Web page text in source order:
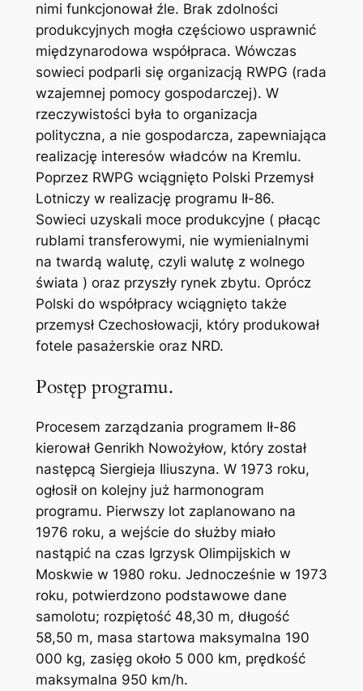
nimi funkcjonował źle. Brak zdolności
produkcyjnych mogła częściowo usprawnić
międzynarodowa współpraca. Wówczas
sowieci podparli się organizacją RWPG (rada
wzajemnej pomocy gospodarczej). W
rzeczywistości była to organizacja
polityczna, a nie gospodarcza, zapewniająca
realizację interesów władców na Kremlu.
Poprzez RWPG wciągnięto Polski Przemysł
Lotniczy w realizację programu Ił-86.
Sowieci uzyskali moce produkcyjne ( płacąc
rublami transferowymi, nie wymienialnymi
na twardą walutę, czyli walutę z wolnego
świata ) oraz przyszły rynek zbytu. Oprócz
Polski do współpracy wciągnięto także
przemysł Czechosłowacji, który produkował
fotele pasażerskie oraz NRD.
Postęp programu.
Procesem zarządzania programem Ił-86
kierował Genrikh Nowożyłow, który został
następcą Siergieja Iliuszyna. W 1973 roku,
ogłosił on kolejny już harmonogram
programu. Pierwszy lot zaplanowano na
1976 roku, a wejście do służby miało
nastąpić na czas Igrzysk Olimpijskich w
Moskwie w 1980 roku. Jednocześnie w 1973
roku, potwierdzono podstawowe dane
samolotu; rozpiętość 48,30 m, długość
58,50 m, masa startowa maksymalna 190
000 kg, zasięg około 5 000 km, prędkość
maksymalna 950 km/h.